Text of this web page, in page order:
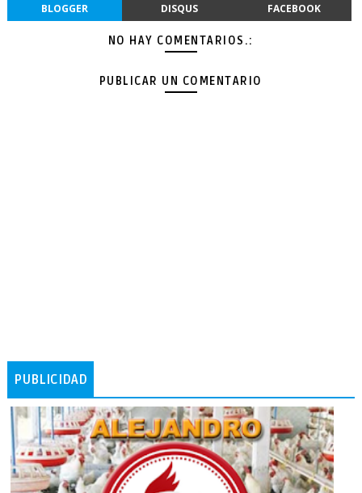
BLOGGER DISQUS FACEBOOK
NO HAY COMENTARIOS.:
PUBLICAR UN COMENTARIO
PUBLICIDAD